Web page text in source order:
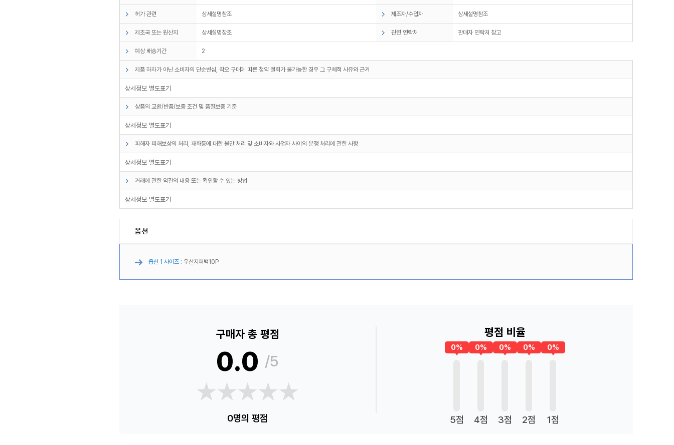
허가 관련 상세설명참조 제조자/수입자 상세설명참조
제조국 또는 원산지 상세설명참조 관련 연락처 판매자 연락처 참고
예상 배송기간 2
제품 하자가 아닌 소비자의 단순변심, 착오 구매에 따른 청약 철회가 불가능한 경우 그 구체적 사유와 근거
상세정보 별도표기
상품의 교환/반품/보증 조건 및 품질보증 기준
상세정보 별도표기
피해자 피해보상의 처리, 재화등에 대한 불만 처리 및 소비자와 사업자 사이의 분쟁 처리에 관한 사항
상세정보 별도표기
거래에 관한 약관의 내용 또는 확인할 수 있는 방법
상세정보 별도표기
옵션
옵션 1 사이즈 : 우산지퍼백10P
구매자 총 평점
0.0 /5
★★★★★
★★★★★
0명의 평점
평점 비율
0%
5점
0%
4점
0%
3점
0%
2점
0%
1점